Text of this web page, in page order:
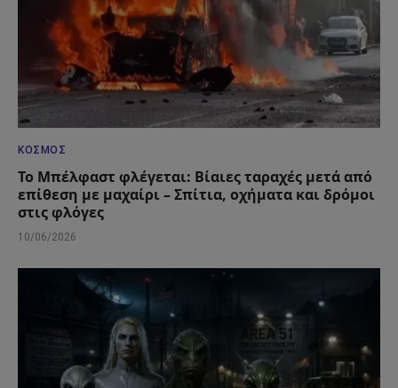
ΚΌΣΜΟΣ
Το Μπέλφαστ φλέγεται: Βίαιες ταραχές μετά από
επίθεση με μαχαίρι – Σπίτια, οχήματα και δρόμοι
στις φλόγες
10/06/2026